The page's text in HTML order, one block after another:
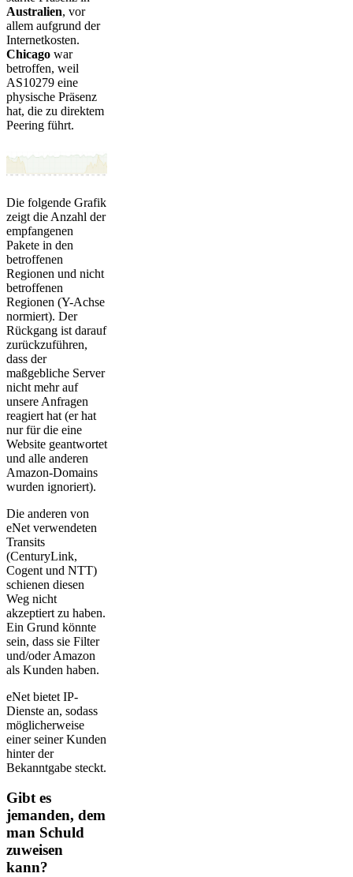
Australien, vor
allem aufgrund der
Internetkosten.
Chicago war
betroffen, weil
AS10279 eine
physische Präsenz
hat, die zu direktem
Peering führt.
Die folgende Grafik
zeigt die Anzahl der
empfangenen
Pakete in den
betroffenen
Regionen und nicht
betroffenen
Regionen (Y-Achse
normiert). Der
Rückgang ist darauf
zurückzuführen,
dass der
maßgebliche Server
nicht mehr auf
unsere Anfragen
reagiert hat (er hat
nur für die eine
Website geantwortet
und alle anderen
Amazon-Domains
wurden ignoriert).
Die anderen von
eNet verwendeten
Transits
(CenturyLink,
Cogent und NTT)
schienen diesen
Weg nicht
akzeptiert zu haben.
Ein Grund könnte
sein, dass sie Filter
und/oder Amazon
als Kunden haben.
eNet bietet IP-
Dienste an, sodass
möglicherweise
einer seiner Kunden
hinter der
Bekanntgabe steckt.
Gibt es
jemanden, dem
man Schuld
zuweisen
kann?